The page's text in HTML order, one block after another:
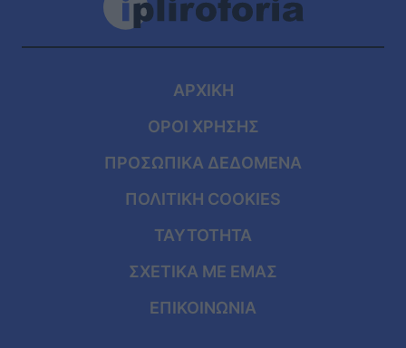
ΑΡΧΙΚΗ
ΟΡΟΙ ΧΡΗΣΗΣ
ΠΡΟΣΩΠΙΚΑ ΔΕΔΟΜΕΝΑ
ΠΟΛΙΤΙΚΗ COOKIES
ΤΑΥΤΟΤΗΤΑ
ΣΧΕΤΙΚΑ ΜΕ ΕΜΑΣ
ΕΠΙΚΟΙΝΩΝΙΑ